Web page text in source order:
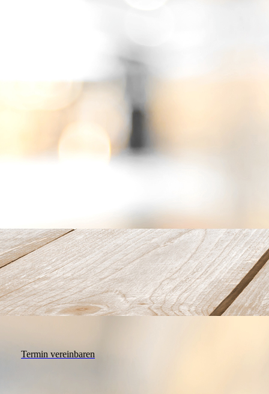
Termin vereinbaren